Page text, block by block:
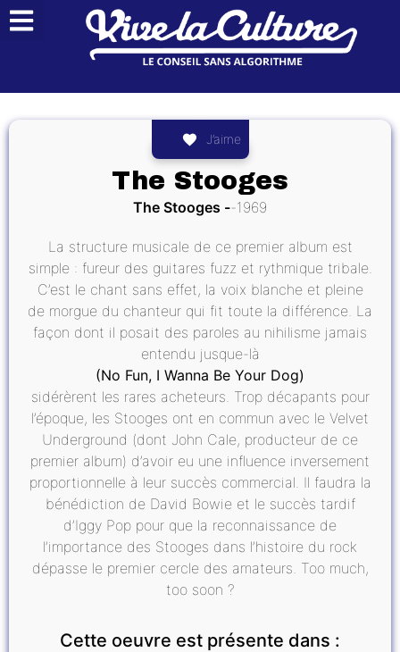
J’aime
The Stooges
The Stooges 1969
La structure musicale de ce premier album est
simple : fureur des guitares fuzz et rythmique tribale.
C’est le chant sans effet, la voix blanche et pleine
de morgue du chanteur qui fit toute la différence. La
façon dont il posait des paroles au nihilisme jamais
entendu jusque-là
(No Fun, I Wanna Be Your Dog)
sidérèrent les rares acheteurs. Trop décapants pour
l’époque, les Stooges ont en commun avec le Velvet
Underground (dont John Cale, producteur de ce
premier album) d’avoir eu une influence inversement
proportionnelle à leur succès commercial. Il faudra la
bénédiction de David Bowie et le succès tardif
d’Iggy Pop pour que la reconnaissance de
l’importance des Stooges dans l’histoire du rock
dépasse le premier cercle des amateurs. Too much,
too soon ?
Cette oeuvre est présente dans :